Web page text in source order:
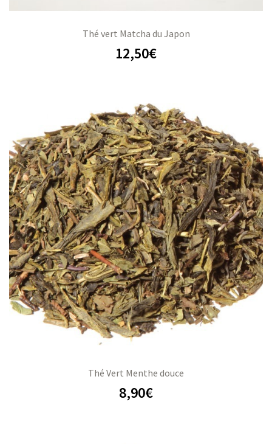
Thé vert Matcha du Japon
12,50€
Thé Vert Menthe douce
8,90€